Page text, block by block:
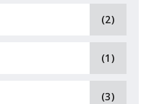
(2)
(1)
(3)